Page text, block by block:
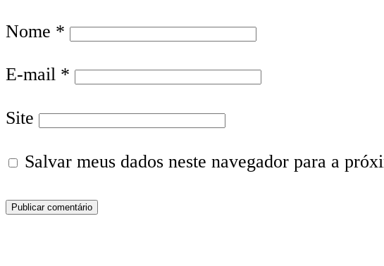
Nome *
E-mail *
Site
Salvar meus dados neste navegador para a